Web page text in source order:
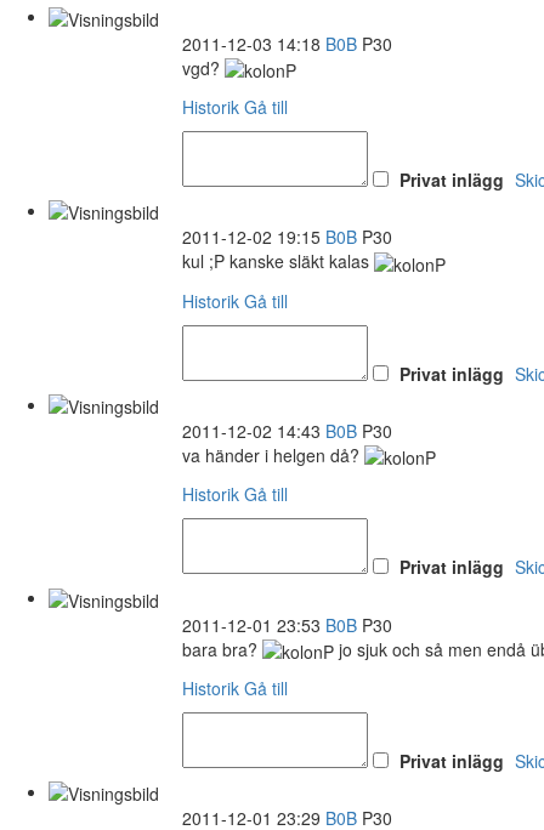
2011-12-03 14:18 B0B P30
vgd?
Historik Gå till
Privat inlägg
2011-12-02 19:15 B0B P30
kul ;P kanske släkt kalas
Historik Gå till
Privat inlägg
2011-12-02 14:43 B0B P30
va händer i helgen då?
Historik Gå till
Privat inlägg
2011-12-01 23:53 B0B P30
bara bra?
jo sjuk och så men endå
Historik Gå till
Privat inlägg
2011-12-01 23:29 B0B P30